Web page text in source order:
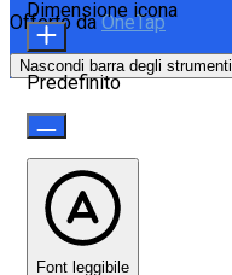
Offerto daOneTap
Nascondi barra degli strumenti
Dimensione icona
Predefinito
Font leggibile